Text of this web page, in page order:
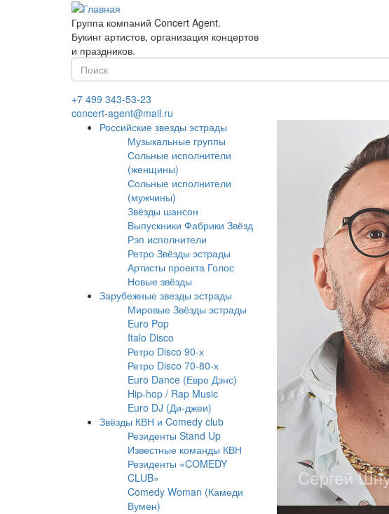
Группа компаний Concert Agent.
Букинг артистов, организация концертов
и праздников.
Форма
поиска
+7 499 343-53-23
concert-agent@mail.ru
Российские звезды эстрады
Музыкальные группы
Сольные исполнители
(женщины)
Сольные исполнители
(мужчины)
Звёзды шансон
Выпускники Фабрики Звёзд
Рэп исполнители
Ретро Звёзды эстрады
Артисты проекта Голос
Новые звёзды
Зарубежные звезды эстрады
Мировые Звёзды эстрады
Euro Pop
Italo Disco
Ретро Disco 90-х
Ретро Disco 70-80-х
Euro Dance (Евро Дэнс)
Hip-hop / Rap Music
Euro DJ (Ди-джеи)
Звёзды КВН и Comedy club
Резиденты Stand Up
Известные команды КВН
Резиденты «COMEDY
CLUB»
Comedy Woman (Камеди
Вумен)